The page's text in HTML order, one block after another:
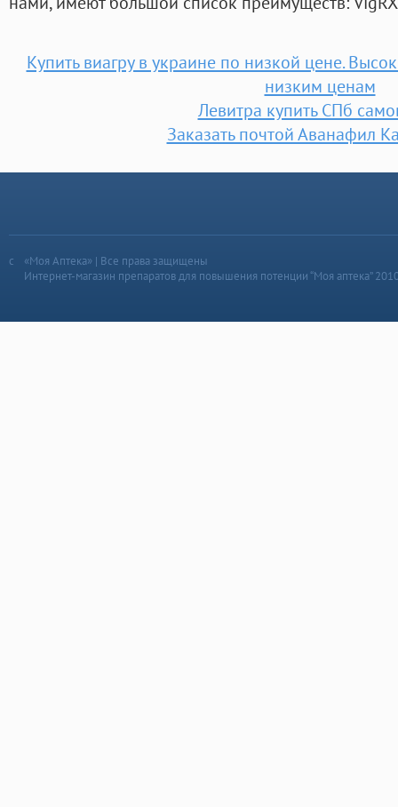
Купить виагру в украине по низкой цене.
низким ценам
Левитра купить СПб
Заказать почтой Аванафил
«Моя Аптека» | Все права защищены
Интернет-магазин препаратов для повышения потенции “Моя аптека”